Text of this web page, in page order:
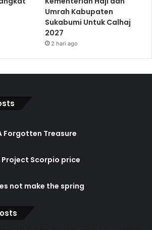
Umrah Kabupaten
Sukabumi Untuk Calhaj
2027
2 hari ago
Forgotten Treasure
Scorpio price
not make the spring